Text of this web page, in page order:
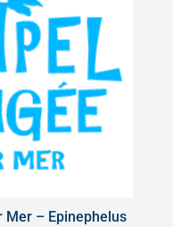
Mer – Epinephelus